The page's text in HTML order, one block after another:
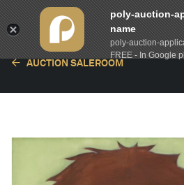
AUCTION SALEROOM
poly-auction-
name
poly-auction-
FREE - In Google